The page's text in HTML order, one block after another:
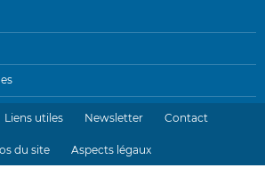
Liens utiles Newsletter Contact
du site Aspects légaux